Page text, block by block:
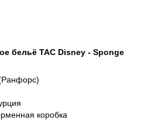
бельё TAC Disney - Sponge
коробка